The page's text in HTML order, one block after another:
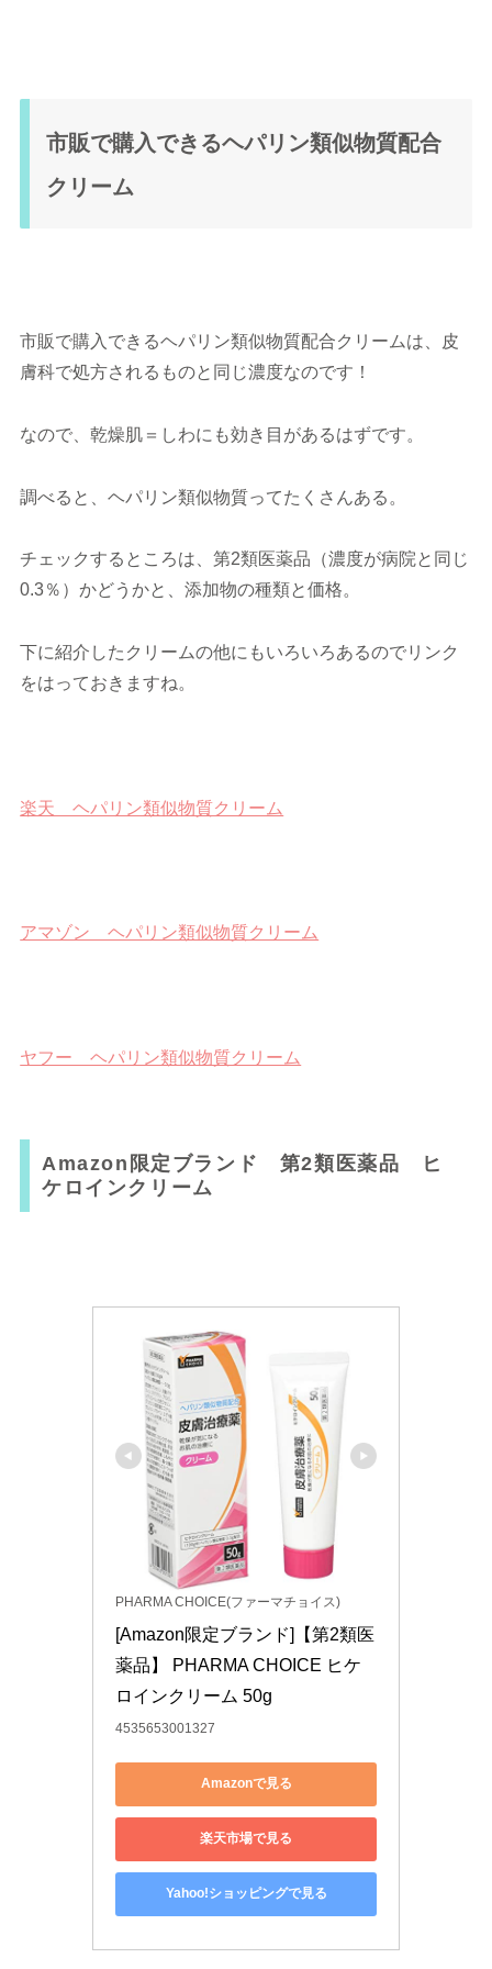
市販で購入できるヘパリン類似物質配合
クリーム
市販で購入できるヘパリン類似物質配合クリームは、皮
膚科で処方されるものと同じ濃度なのです！
なので、乾燥肌＝しわにも効き目があるはずです。
調べると、ヘパリン類似物質ってたくさんある。
チェックするところは、第2類医薬品（濃度が病院と同じ
0.3％）かどうかと、添加物の種類と価格。
下に紹介したクリームの他にもいろいろあるのでリンク
をはっておきますね。
楽天 ヘパリン類似物質クリーム
アマゾン ヘパリン類似物質クリーム
ヤフー ヘパリン類似物質クリーム
Amazon限定ブランド 第2類医薬品 ヒ
ケロインクリーム
PHARMA CHOICE(ファーマチョイス)
[Amazon限定ブランド]【第2類医
薬品】 PHARMA CHOICE ヒケ
ロインクリーム 50g
4535653001327
Amazonで見る
楽天市場で見る
Yahoo!ショッピングで見る